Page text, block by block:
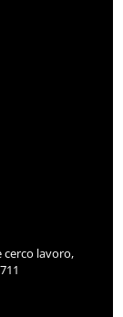
cerco lavoro,